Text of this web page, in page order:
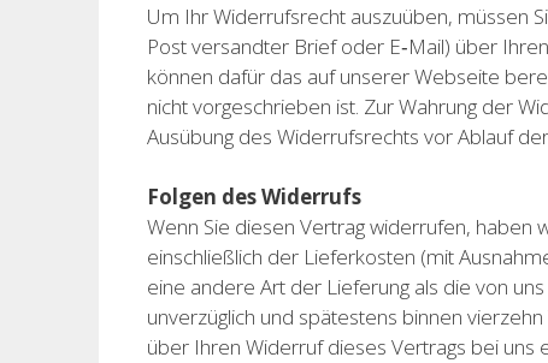
Um Ihr Widerrufsrecht auszuüben, müssen
Post versandter Brief oder E‑Mail) über
können dafür das auf unserer Webseite
nicht vorgeschrieben ist. Zur Wahrung der
Ausübung des Widerrufsrechts vor Ablauf
Folgen des Widerrufs
Wenn Sie diesen Vertrag widerrufen, haben
einschließlich der Lieferkosten (mit
eine andere Art der Lieferung als die von
unverzüglich und spätestens binnen
über Ihren Widerruf dieses Vertrags bei uns